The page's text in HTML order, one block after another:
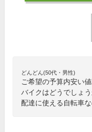
どんどん(50代・男性)
ご希望の予算内安い
バイクはどうでしょ
配達に使える自転車